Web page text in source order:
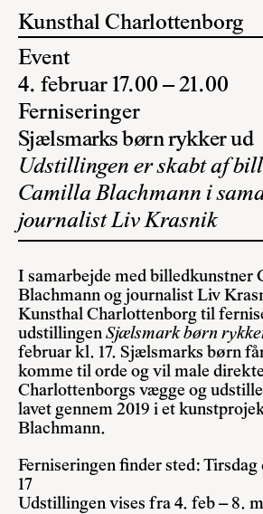
Kunsthal Charlottenborg
Event
4. februar 17.00 – 21.00
Ferniseringer
Sjælsmarks børn rykker ud
Udstillingen er skabt af
Camilla Blachmann i
journalist Liv Krasnik
I samarbejde med billedkunstner
Blachmann og journalist Liv
Kunsthal Charlottenborg til
udstillingenSjælsmark børn
februar kl. 17. Sjælsmarks børn
komme til orde og vil male
Charlottenborgs vægge og
lavet gennem 2019 i et
Blachmann.
Ferniseringen finder sted:
17
Udstillingen vises fra 4. feb – 8.